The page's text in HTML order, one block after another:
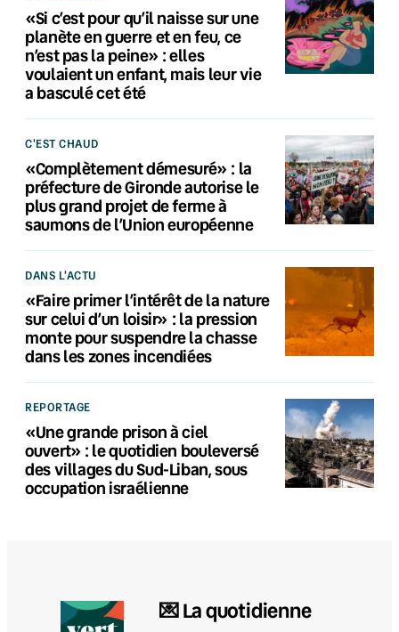
«Si c’est pour qu’il naisse sur une
planète en guerre et en feu, ce
n’est pas la peine» : elles
voulaient un enfant, mais leur vie
a basculé cet été
C'EST CHAUD
«Complètement démesuré» : la
préfecture de Gironde autorise le
plus grand projet de ferme à
saumons de l’Union européenne
DANS L'ACTU
«Faire primer l’intérêt de la nature
sur celui d’un loisir» : la pression
monte pour suspendre la chasse
dans les zones incendiées
REPORTAGE
«Une grande prison à ciel
ouvert» : le quotidien bouleversé
des villages du Sud-Liban, sous
occupation israélienne
💌 La quotidienne